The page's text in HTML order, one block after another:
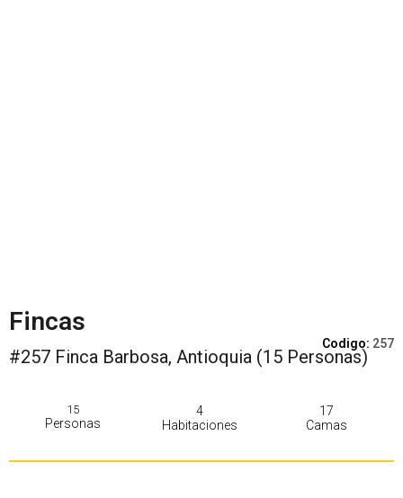
Fincas
Codigo: 257
#257 Finca Barbosa, Antioquia (15 Personas)
15
Personas
4
Habitaciones
17
Camas